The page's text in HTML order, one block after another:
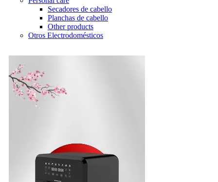
Secadores de cabello
Planchas de cabello
Other products
Otros Electrodomésticos